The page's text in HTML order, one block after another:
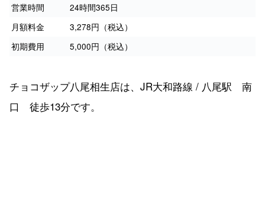
営業時間
24時間365日
月額料金
3,278円（税込）
初期費用
5,000円（税込）
チョコザップ八尾相生店は、JR大和路線 / 八尾駅 南
口 徒歩13分です。